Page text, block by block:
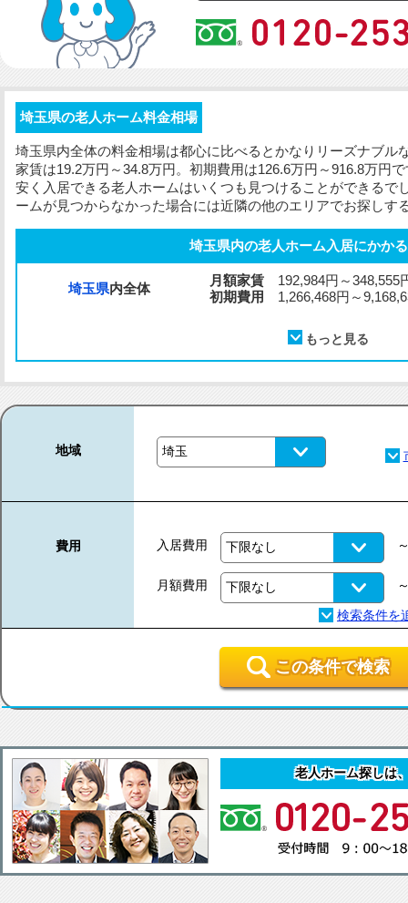
埼玉県の老人ホーム料金相場
埼玉県内全体の料金相場は都心に比べるとかなりリーズナブル
家賃は19.2万円～34.8万円。 初期費用は126.6万円～916.8万円
安く入居できる老人ホームはいくつも見つけることができるで
ームが見つからなかった場合には近隣の他のエリアでお探しす
埼玉県内の老人ホーム入居にかか
埼玉県内全体
月額家賃 192,984円～348,555
初期費用
1,266,468円～
地域
費用 入居費用
月額費用
この条件で検索
老人ホーム探しは